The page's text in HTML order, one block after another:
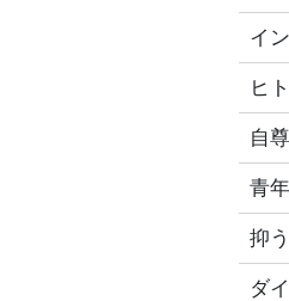
イ
ヒ
自
青
抑
ダ